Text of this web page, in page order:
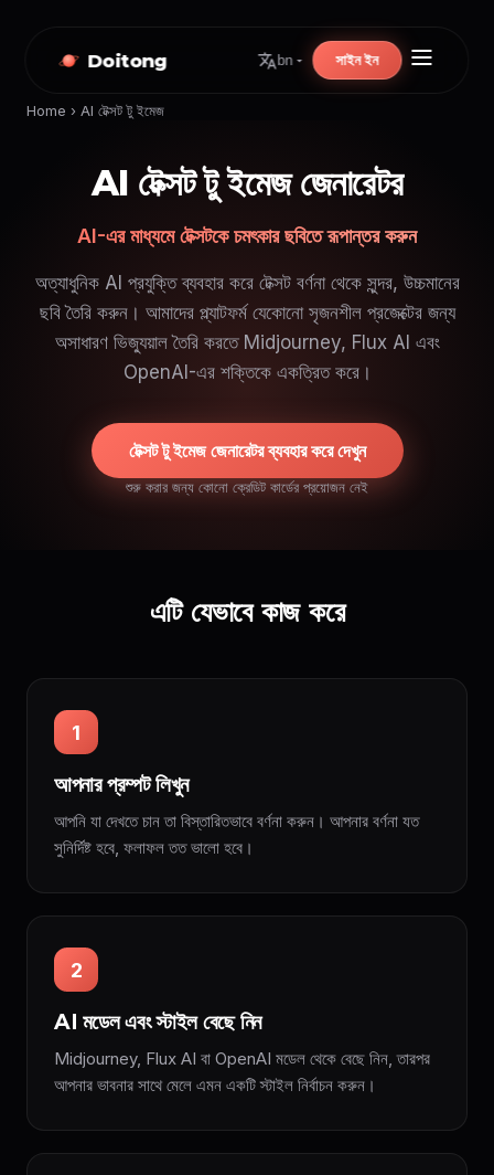
Doitong bn সাইন ইন
Home › AI টেক্সট টু ইমেজ
AI টেক্সট টু ইমেজ জেনারেটর
AI-এর মাধ্যমে টেক্সটকে চমৎকার ছবিতে রূপান্তর করুন
অত্যাধুনিক AI প্রযুক্তি ব্যবহার করে টেক্সট বর্ণনা থেকে সুন্দর, উচ্চমানের
ছবি তৈরি করুন। আমাদের প্ল্যাটফর্ম যেকোনো সৃজনশীল প্রজেক্টের জন্য
অসাধারণ ভিজ্যুয়াল তৈরি করতে Midjourney, Flux AI এবং
OpenAI-এর শক্তিকে একত্রিত করে।
টেক্সট টু ইমেজ জেনারেটর ব্যবহার করে দেখুন
শুরু করার জন্য কোনো ক্রেডিট কার্ডের প্রয়োজন নেই
এটি যেভাবে কাজ করে
1
আপনার প্রম্পট লিখুন
আপনি যা দেখতে চান তা বিস্তারিতভাবে বর্ণনা করুন। আপনার বর্ণনা যত
সুনির্দিষ্ট হবে, ফলাফল তত ভালো হবে।
2
AI মডেল এবং স্টাইল বেছে নিন
Midjourney, Flux AI বা OpenAI মডেল থেকে বেছে নিন, তারপর
আপনার ভাবনার সাথে মেলে এমন একটি স্টাইল নির্বাচন করুন।